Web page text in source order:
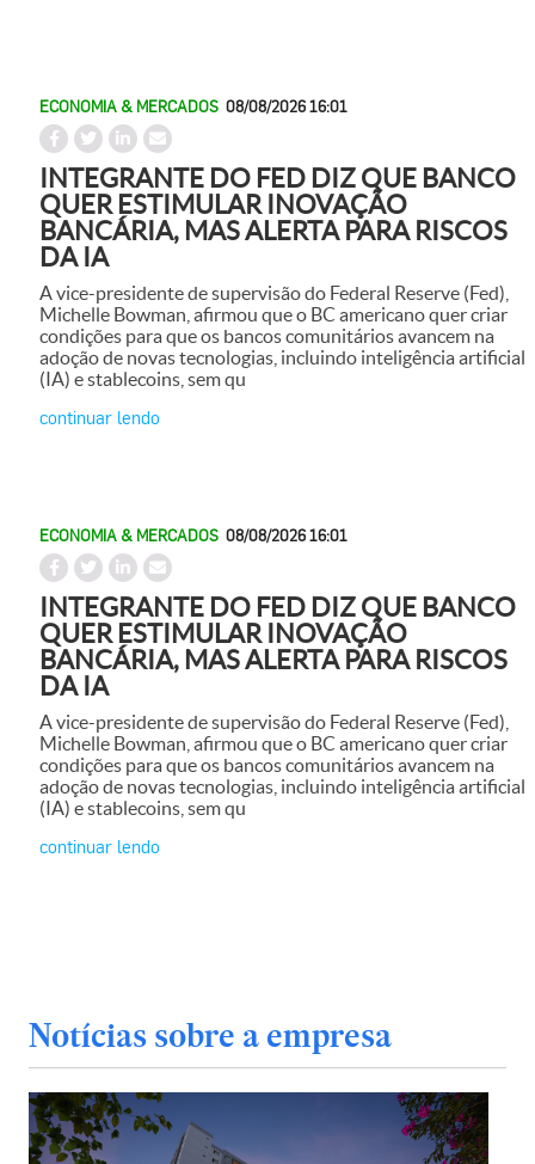
ECONOMIA & MERCADOS 08/08/2026 16:01
INTEGRANTE DO FED DIZ QUE BANCO
QUER ESTIMULAR INOVAÇÃO
BANCÁRIA, MAS ALERTA PARA RISCOS
DA IA
A vice-presidente de supervisão do Federal Reserve (Fed),
Michelle Bowman, afirmou que o BC americano quer criar
condições para que os bancos comunitários avancem na
adoção de novas tecnologias, incluindo inteligência artificial
(IA) e stablecoins, sem qu
continuar lendo
ECONOMIA & MERCADOS 08/08/2026 16:01
INTEGRANTE DO FED DIZ QUE BANCO
QUER ESTIMULAR INOVAÇÃO
BANCÁRIA, MAS ALERTA PARA RISCOS
DA IA
A vice-presidente de supervisão do Federal Reserve (Fed),
Michelle Bowman, afirmou que o BC americano quer criar
condições para que os bancos comunitários avancem na
adoção de novas tecnologias, incluindo inteligência artificial
(IA) e stablecoins, sem qu
continuar lendo
Notícias sobre a empresa